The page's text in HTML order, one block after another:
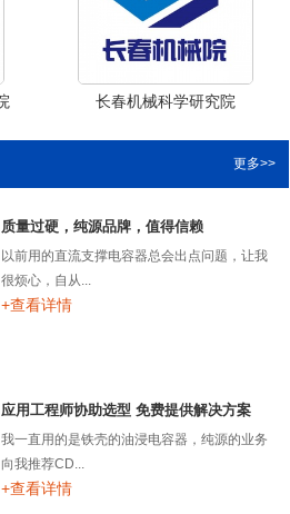
长春机械科学研究院
更多>>
质量过硬，纯源品牌，值得信赖
以前用的直流支撑电容器总会出点问题，让我
很烦心，自从...
+查看详情
应用工程师协助选型 免费提供解决方案
我一直用的是铁壳的油浸电容器，纯源的业务
向我推荐CD...
+查看详情